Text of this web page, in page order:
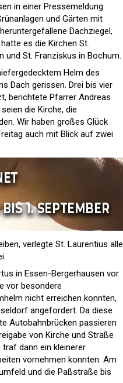
in einer Pressemeldung
und Gärten mit
Dachziegel,
es die Kirchen St.
und St. Franziskus in Bochum.
Helm des
gerissen. Drei bis vier
berichtete Pfarrer Andreas
die Kirche, die
Wir haben großes Glück
auch mit Blick auf zwei
verlegte St. Laurentius alle
in Essen-Bergerhausen vor
vor besondere
nicht erreichen konnten,
angefordert. Da diese
Autobahnbrücken passieren
von Kirche und Straße 
dann ein kleinerer
vornehmen konnten. Am
und die Paßstraße bis